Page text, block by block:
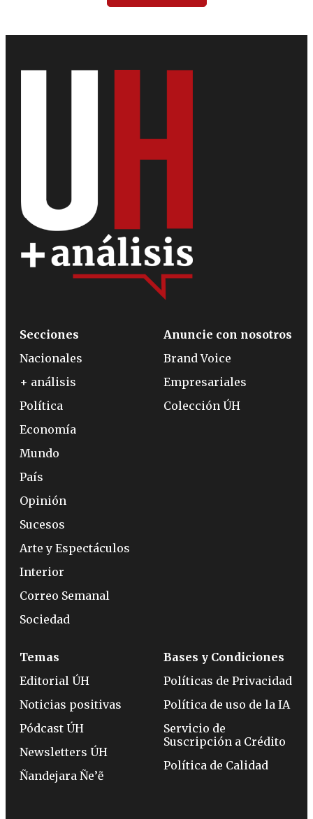
Secciones
Nacionales
+ análisis
Política
Economía
Mundo
País
Opinión
Sucesos
Arte y Espectáculos
Interior
Correo Semanal
Sociedad
Anuncie con nosotros
Brand Voice
Empresariales
Colección ÚH
Temas
Editorial ÚH
Noticias positivas
Pódcast ÚH
Newsletters ÚH
Ñandejara Ñe’ẽ
Bases y Condiciones
Políticas de Privacidad
Política de uso de la IA
Servicio de
Suscripción a Crédito
Política de Calidad